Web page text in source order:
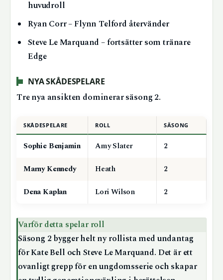
huvudroll
Ryan Corr – Flynn Telford återvänder
Steve Le Marquand – fortsätter som tränare
Edge
NYA SKÅDESPELARE
Tre nya ansikten dominerar säsong 2.
SKÅDESPELARE ROLL SÄSONG
Sophie Benjamin Amy Slater
2
Marny Kennedy
Heath
2
Dena Kaplan
Lori Wilson 2
Varför detta spelar roll
Säsong 2 bygger helt ny rollista med undantag
för Kate Bell och Steve Le Marquand. Det är ett
ovanligt grepp för en ungdomsserie och skapar